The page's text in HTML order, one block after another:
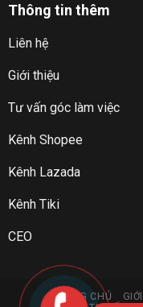
Thông tin thêm
Liên hệ
Giới thiệu
Tư vấn góc làm việc
Kênh Shopee
Kênh Lazada
Kênh Tiki
CEO
TRANG CHỦ